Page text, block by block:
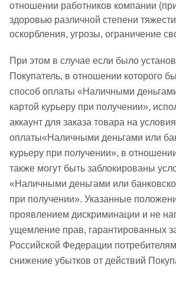
отношении работников компании
здоровью различной степени
оскорбления, угрозы, ограничение
При этом в случае если было
Покупатель, в отношении которого
способ оплаты «Наличными
картой курьеру при получении»,
аккаунт для заказа товара на
оплаты«Наличными деньгами или
курьеру при получении», в
также могут быть заблокированы
«Наличными деньгами или
при получении». Указанные
проявлением дискриминации и не
ущемление прав, гарантированных
Российской Федерации
снижение убытков от действий